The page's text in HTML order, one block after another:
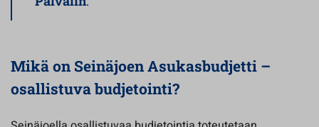
Mikä on Seinäjoen Asukasbudjetti –
osallistuva budjetointi?